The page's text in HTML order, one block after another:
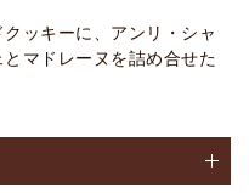
ッキーに、アンリ・シャ
マドレーヌを詰め合せた